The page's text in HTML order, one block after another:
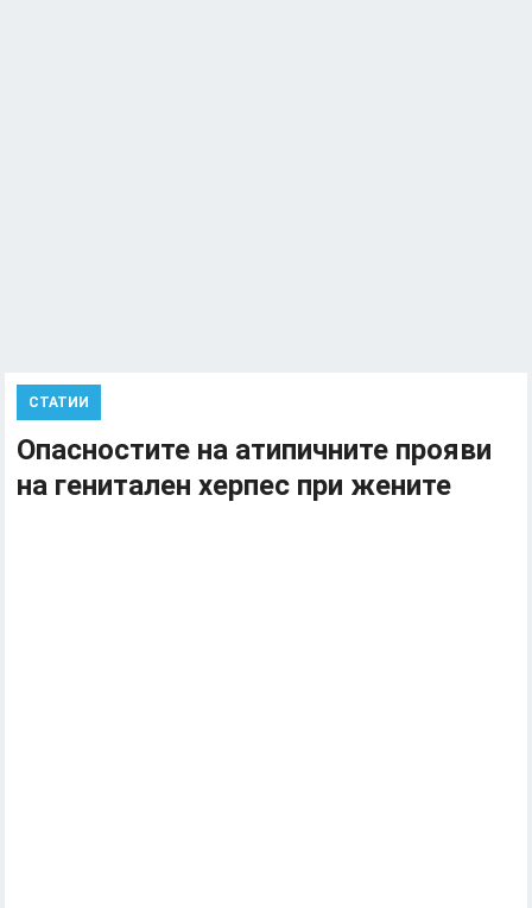
СТАТИИ
Опасностите на атипичните прояви
на генитален херпес при жените